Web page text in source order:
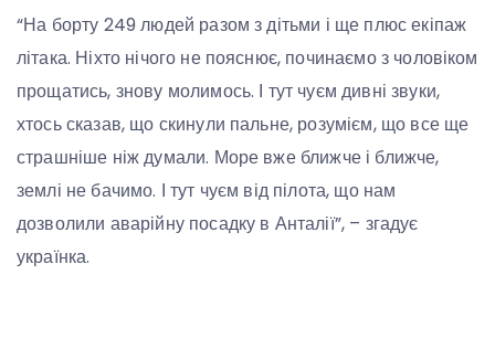
“На борту 249 людей разом з дітьми і ще плюс екіпаж
літака. Ніхто нічого не пояснює, починаємо з чоловіком
прощатись, знову молимось. І тут чуєм дивні звуки,
хтось сказав, що скинули пальне, розумієм, що все ще
страшніше ніж думали. Море вже ближче і ближче,
землі не бачимо. І тут чуєм від пілота, що нам
дозволили аварійну посадку в Анталії”, – згадує
українка.